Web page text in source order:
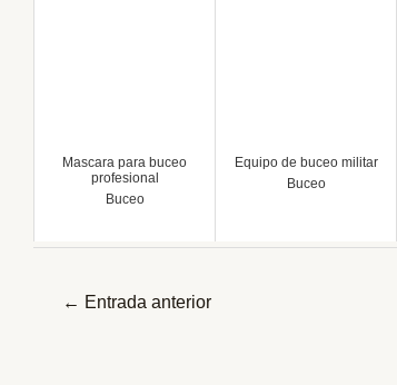
Mascara para buceo
profesional
Buceo
Equipo de buceo militar
Buceo
Navegación
← Entrada anterior